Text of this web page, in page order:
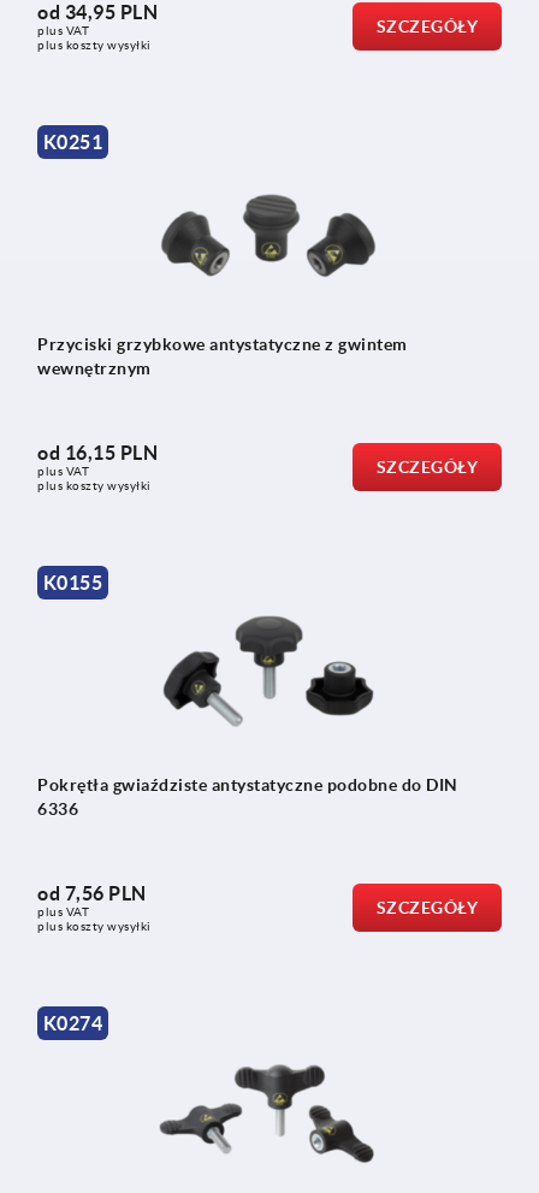
od 34,95 PLN
plus VAT
plus koszty wysyłki
SZCZEGÓŁY
K0251
Przyciski grzybkowe antystatyczne z gwintem
wewnętrznym
od 16,15 PLN
plus VAT
plus koszty wysyłki
SZCZEGÓŁY
K0155
Pokrętła gwiaździste antystatyczne podobne do DIN
6336
od 7,56 PLN
plus VAT
plus koszty wysyłki
SZCZEGÓŁY
K0274